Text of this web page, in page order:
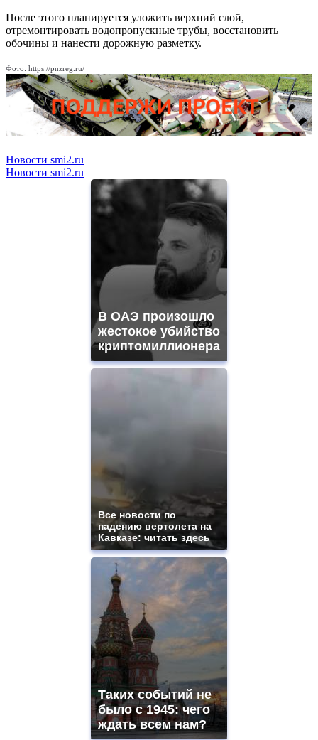
После этого планируется уложить верхний слой,
отремонтировать водопропускные трубы, восстановить
обочины и нанести дорожную разметку.
Фото: https://pnzreg.ru/
Новости smi2.ru
Новости smi2.ru
В ОАЭ произошло
жестокое убийство
криптомиллионера
Все новости по
падению вертолета на
Кавказе: читать здесь
Таких событий не
было с 1945: чего
ждать всем нам?